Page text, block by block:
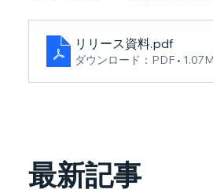
リリース資料.pdf
ダウンロード：PDF •
最新記事